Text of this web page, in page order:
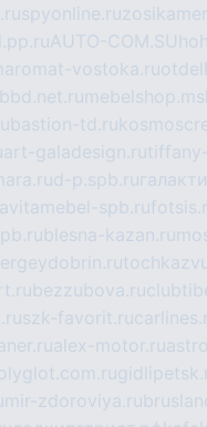
spyonline.ru
AUTO-COM.SU
aromat-vostoka.ru
bbd.net.ru
bastion-td.ru
art-galadesign.ru
d-p.spb.ru
spb.ru
blesna-kazan.ru
bezzubova.ru
szk-favorit.ru
alex-motor.ru
mir-zdoroviya.ru